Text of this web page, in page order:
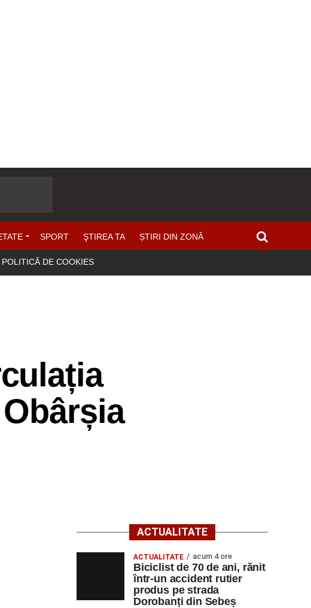
SPORT ŞTIREA TA ȘTIRI DIN ZONĂ
DE COOKIES
ACTUALITATE
ACTUALITATE acum 4 ore
Biciclist de 70 de ani, rănit
într-un accident rutier
produs pe strada
Dorobanți din Sebeș